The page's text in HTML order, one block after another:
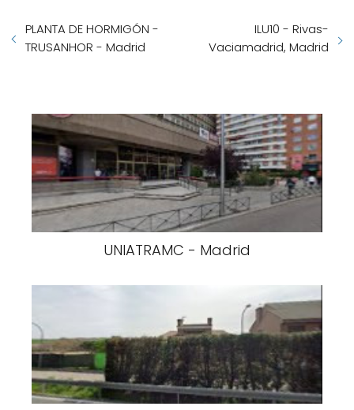
PLANTA DE HORMIGÓN -
TRUSANHOR - Madrid
ILU10 - Rivas-
Vaciamadrid, Madrid
UNIATRAMC - Madrid